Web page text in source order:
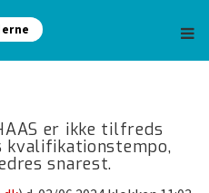
er ikke tilfreds
kvalifikationstempo,
snarest.